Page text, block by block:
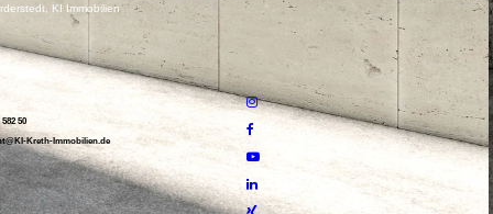
KI Immobilien
582 50
Kreth-Immobilien.de